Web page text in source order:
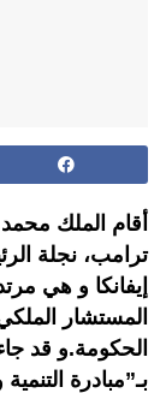
أقام الملك
ترامب، نجلة
إيفانكا و هي
المستشار
الحكومة.و قد
بـ”مبادرة